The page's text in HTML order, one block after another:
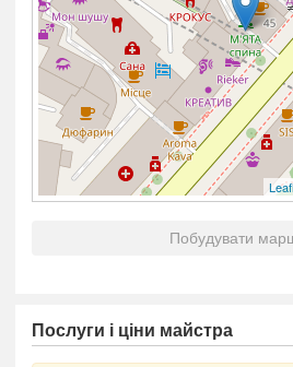
Побудувати
Послуги і ціни майстра